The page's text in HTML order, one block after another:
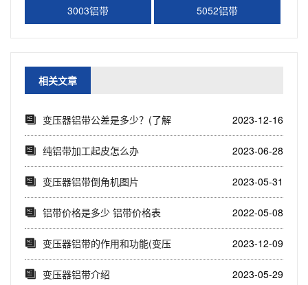
3003铝带 5052铝带
相关文章
变压器铝带公差是多少？(了解
变压器铝带公差...
2023-12-16
纯铝带加工起皮怎么办 2023-06-28
变压器铝带倒角机图片 2023-05-31
铝带价格是多少 铝带价格表 2022-05-08
变压器铝带的作用和功能(变压
器铝带的导电性...
2023-12-09
变压器铝带介绍 2023-05-29